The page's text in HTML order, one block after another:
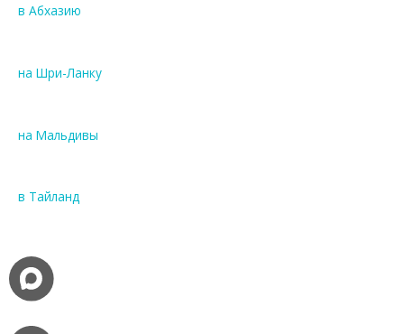
в Абхазию
на Шри-Ланку
на Мальдивы
в Тайланд